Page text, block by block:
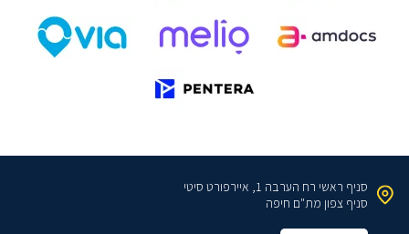
סניף ראשי רח הערבה 1, איירפורט סיטי
סניף צפון מת"ם חיפה